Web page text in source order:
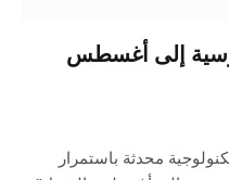
إلى أغسطس
محدثة باستمرار